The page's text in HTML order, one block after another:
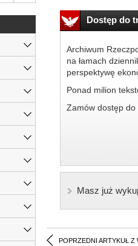
Dostęp do
Archiwum
na łamach
perspektywę
Ponad milion
Zamów dostęp do
Masz już
POPRZEDNI ARTYKUŁ Z